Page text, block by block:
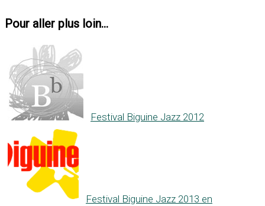
Pour aller plus loin...
Festival Biguine Jazz 2012
Festival Biguine Jazz 2013 en